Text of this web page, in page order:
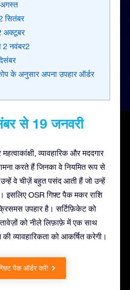
सितंबर
अक्टूबर
2 नवंबर2
के अनुसार अपना उपहार ऑर्डर
से 19 जनवरी
व्यावहारिक और मददगार
करते हैं जिनका वे नियमित रूप से
वे चीज़ें बहुत पसंद आती हैं जो उन्हें
इसलिए OSR गिफ़्ट पैक मकर राशि
उपहार है। सर्टिफ़िकेट को
को नीले लिफ़ाफ़े में एक साथ
व्यावहारिकता को आकर्षित करेगी।
पैक ऑर्डर करें!